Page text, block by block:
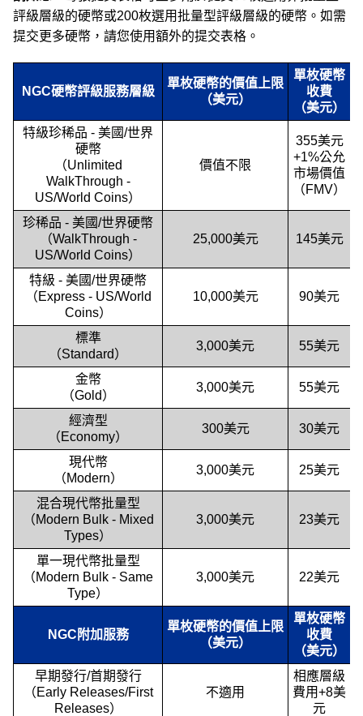
評級層級的硬幣或200枚選用批量型評級層級的硬幣。如需
提交更多硬幣，請您使用額外的提交表格。
NGC硬幣評級服務層級
單枚硬幣的價值上限
（美元）
單枚硬幣
收費
（美元）
特級珍稀品 - 美國/世界
硬幣
（Unlimited
WalkThrough -
US/World Coins）
價值不限
355美元
+1%公允
市場價值
（FMV）
珍稀品 - 美國/世界硬幣
（WalkThrough -
US/World Coins）
25,000美元 145美元
特級 - 美國/世界硬幣
（Express - US/World
Coins）
10,000美元 90美元
標準
（Standard）
3,000美元 55美元
金幣
（Gold）
3,000美元 55美元
經濟型
（Economy）
300美元 30美元
現代幣
（Modern）
3,000美元 25美元
混合現代幣批量型
（Modern Bulk - Mixed
Types）
3,000美元 23美元
單一現代幣批量型
（Modern Bulk - Same
Type）
3,000美元 22美元
NGC附加服務
單枚硬幣的價值上限
（美元）
單枚硬幣
收費
（美元）
早期發行/首期發行
（Early Releases/First
Releases）
不適用
相應層級
費用+8美
元